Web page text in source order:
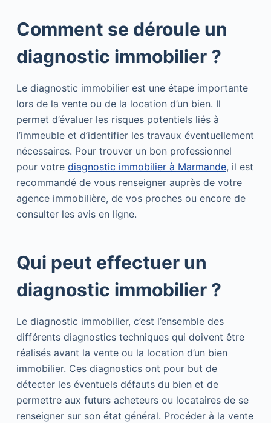
Comment se déroule un
diagnostic immobilier ?
Le diagnostic immobilier est une étape importante
lors de la vente ou de la location d’un bien. Il
permet d’évaluer les risques potentiels liés à
l’immeuble et d’identifier les travaux éventuellement
nécessaires. Pour trouver un bon professionnel
pour votre diagnostic immobilier à Marmande, il est
recommandé de vous renseigner auprès de votre
agence immobilière, de vos proches ou encore de
consulter les avis en ligne.
Qui peut effectuer un
diagnostic immobilier ?
Le diagnostic immobilier, c’est l’ensemble des
différents diagnostics techniques qui doivent être
réalisés avant la vente ou la location d’un bien
immobilier. Ces diagnostics ont pour but de
détecter les éventuels défauts du bien et de
permettre aux futurs acheteurs ou locataires de se
renseigner sur son état général. Procéder à la vente